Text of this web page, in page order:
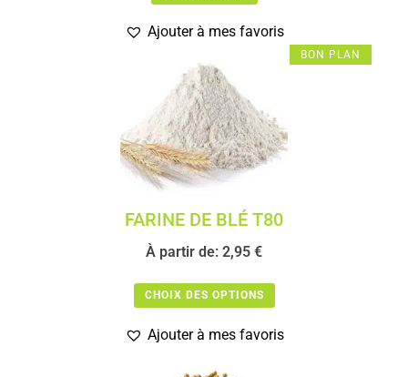
Ajouter à mes favoris
BON PLAN
FARINE DE BLÉ T80
À partir de: 2,95 €
CHOIX DES OPTIONS
Ajouter à mes favoris